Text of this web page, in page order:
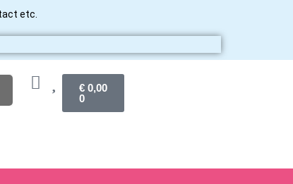
etc.
€ 0,00
0